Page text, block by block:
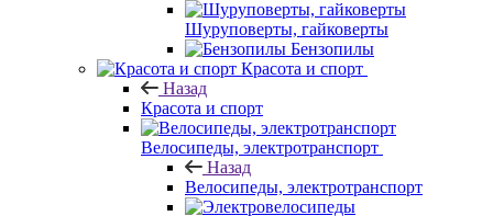
Шуруповерты, гайковерты
Бензопилы
Красота и спорт
Назад
Красота и спорт
Велосипеды, электротранспорт
Назад
Велосипеды, электротранспорт